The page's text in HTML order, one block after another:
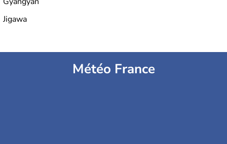
Jigawa
Météo France